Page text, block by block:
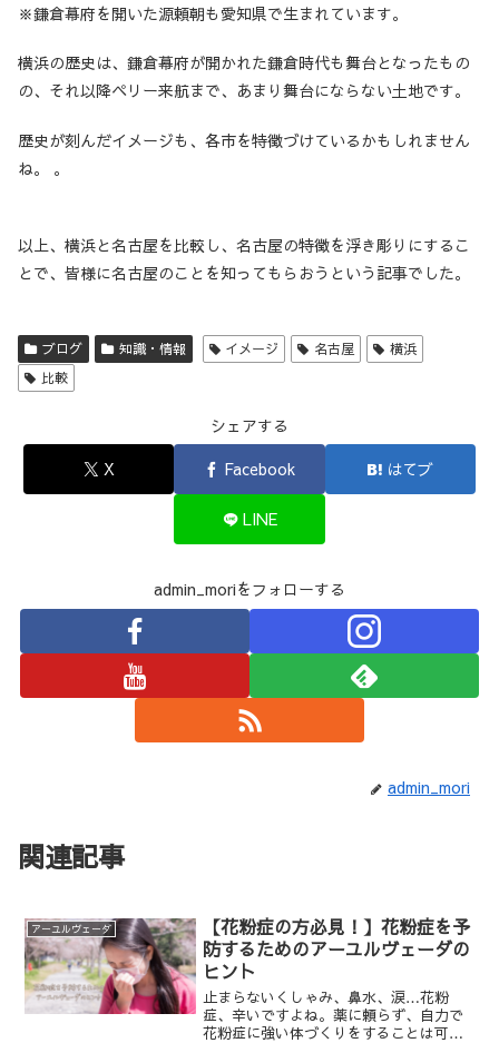
※鎌倉幕府を開いた源頼朝も愛知県で生まれています。
横浜の歴史は、鎌倉幕府が開かれた鎌倉時代も舞台となったもの
の、それ以降ペリー来航まで、あまり舞台にならない土地です。
歴史が刻んだイメージも、各市を特徴づけているかもしれません
ね。 。
以上、横浜と名古屋を比較し、名古屋の特徴を浮き彫りにするこ
とで、皆様に名古屋のことを知ってもらおうという記事でした。
ブログ 知識・情報 イメージ 名古屋
横浜
比較
シェアする
X
Facebook はてブ
LINE
admin_moriをフォローする
admin_mori
関連記事
アーユルヴェーダ
【花粉症の方必見！】花粉症を予
防するためのアーユルヴェーダの
ヒント
止まらないくしゃみ、鼻水、涙…花粉
症、辛いですよね。薬に頼らず、自力で
花粉症に強い体づくりをすることは可能